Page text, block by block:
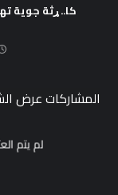
المشاركات عرض
لم يتم